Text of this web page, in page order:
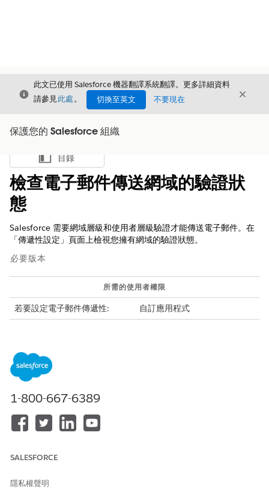
結束
此文已使用 Salesforce 機器翻譯系統翻譯。更多詳細資料
請參見此處。 切換至英文 不要現在 結束
保護您的 Salesforce 組織
顯示目錄
目錄
檢查電子郵件傳送網域的驗證狀
態
Salesforce 需要網域層級和使用者層級驗證才能傳送電子郵件。在
「傳遞性設定」頁面上檢視您擁有網域的驗證狀態。
必要版本
所需的使用者權限
若要設定電子郵件傳遞性: 自訂應用程式
備註
閱取得已驗證電子郵件傳送網域的清單
進入「設定」, 使用「快速尋找」方塊尋找並選取「
域,例如 example.com 或 sub-domain.example.com。
結果會顯示在網域名稱下方。
1-800-667-6389
SALESFORCE
隱私權聲明